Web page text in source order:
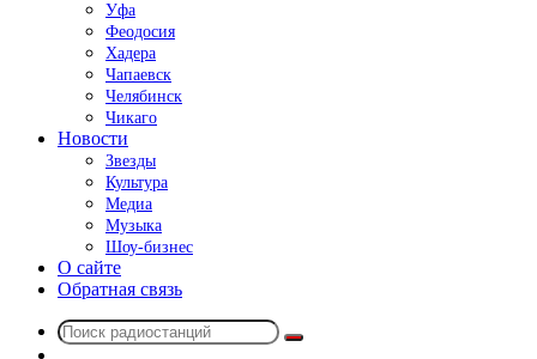
Уфа
Феодосия
Хадера
Чапаевск
Челябинск
Чикаго
Новости
Звезды
Культура
Медиа
Музыка
Шоу-бизнес
О сайте
Обратная связь
Поиск